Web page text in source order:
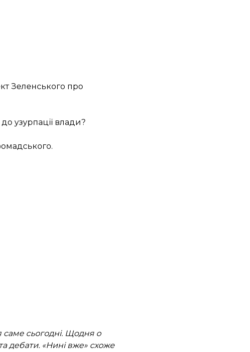
Зеленського про
узурпації влади?
саме сьогодні. Щодня о
дебати. «Нині вже» схоже